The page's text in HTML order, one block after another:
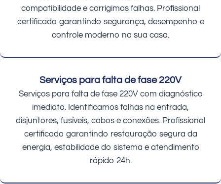
compatibilidade e corrigimos falhas. Profissional
certificado garantindo segurança, desempenho e
controle moderno na sua casa.
Serviços para falta de fase 220V
Serviços para falta de fase 220V com diagnóstico
imediato. Identificamos falhas na entrada,
disjuntores, fusíveis, cabos e conexões. Profissional
certificado garantindo restauração segura da
energia, estabilidade do sistema e atendimento
rápido 24h.